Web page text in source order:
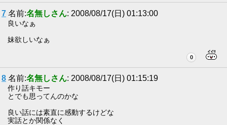
7 名前:名無しさん: 2008/08/17(日) 01:13:00
良いなぁ
妹欲しいなぁ
0
8 名前:名無しさん: 2008/08/17(日) 01:15:19
作り話キモー
とでも思ってんのかな
良い話には素直に感動するけどな
実話とか関係なく